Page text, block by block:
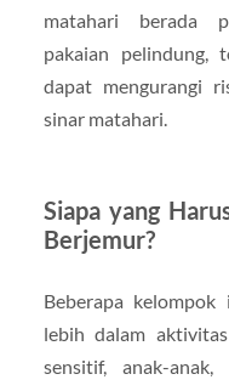
matahari berada
pakaian pelindung,
dapat mengurangi
sinar matahari.
Siapa yang
Berjemur?
Beberapa
lebih dalam
sensitif, anak-